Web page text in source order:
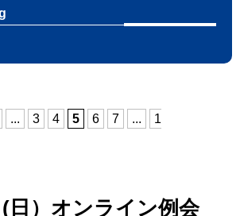
... 3 4 5 6 7 ...
1
日）オンライン例会